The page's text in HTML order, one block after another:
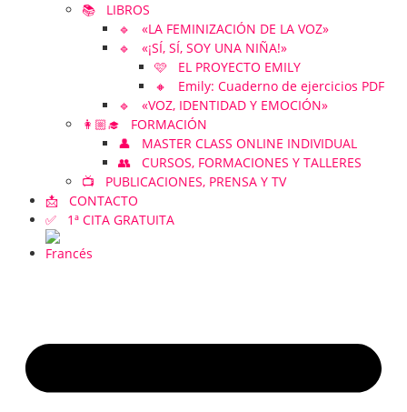
📚 LIBROS
🔹 «LA FEMINIZACIÓN DE LA VOZ»
🔹 «¡SÍ, SÍ, SOY UNA NIÑA!»
🩷 EL PROYECTO EMILY
🔸 Emily: Cuaderno de ejercicios PDF
🔹 «VOZ, IDENTIDAD Y EMOCIÓN»
👩🏼‍🎓 FORMACIÓN
👤 MASTER CLASS ONLINE INDIVIDUAL
👥 CURSOS, FORMACIONES Y TALLERES
📺 PUBLICACIONES, PRENSA Y TV
📩 CONTACTO
✅ 1ª CITA GRATUITA